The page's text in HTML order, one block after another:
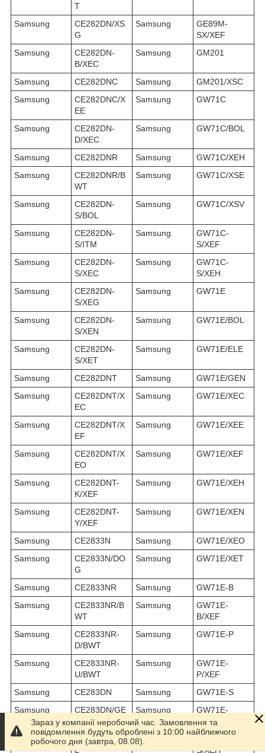
T
Samsung
CE282DN/XS
G
Samsung
GE89M-
SX/XEF
Samsung
CE282DN-
B/XEC
Samsung GM201
Samsung CE282DNC Samsung
GM201/XSC
Samsung
CE282DNC/X
EE
Samsung GW71C
Samsung
CE282DN-
D/XEC
Samsung GW71C/BOL
Samsung CE282DNR Samsung
GW71C/XEH
Samsung
CE282DNR/B
WT
Samsung GW71C/XSE
Samsung
CE282DN-
S/BOL
Samsung GW71C/XSV
Samsung
CE282DN-
S/ITM
Samsung
GW71C-
S/XEF
Samsung
CE282DN-
S/XEC
Samsung
GW71C-
S/XEH
Samsung
CE282DN-
S/XEG
Samsung GW71E
Samsung
CE282DN-
S/XEN
Samsung GW71E/BOL
Samsung
CE282DN-
S/XET
Samsung GW71E/ELE
Samsung CE282DNT Samsung
GW71E/GEN
Samsung
CE282DNT/X
EC
Samsung GW71E/XEC
Samsung
CE282DNT/X
EF
Samsung GW71E/XEE
Samsung
CE282DNT/X
EO
Samsung GW71E/XEF
Samsung
CE282DNT-
K/XEF
Samsung GW71E/XEH
Samsung
CE282DNT-
Y/XEF
Samsung GW71E/XEN
Samsung CE2833N Samsung
GW71E/XEO
Samsung
CE2833N/DO
G
Samsung GW71E/XET
Samsung CE2833NR Samsung
GW71E-B
Samsung
CE2833NR/B
WT
Samsung
GW71E-
B/XEF
Samsung
CE2833NR-
D/BWT
Samsung GW71E-P
Samsung
CE2833NR-
U/BWT
Samsung
GW71E-
P/XEF
Samsung
CE283DN Samsung
GW71E-S
Samsung
CE283DN/GE
N
Samsung
GW71E-
S/XEC
Samsung
CE283DN/RC
L
Samsung
S/XEH
Зараз у компанії неробочий час. Замовлення та
повідомлення будуть оброблені з 10:00 найближчого
робочого дня (завтра, 08.08).